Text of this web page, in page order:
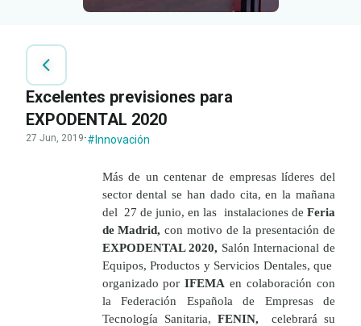
Excelentes previsiones para
EXPODENTAL 2020
27 Jun, 2019·#Innovación
Más de un centenar de empresas líderes del
sector dental se han dado cita, en la mañana
del
27 de junio, en las instalaciones de Feria
de Madrid,con motivo de la presentación de
EXPODENTAL 2020, Salón Internacional de
Equipos, Productos y Servicios Dentales, que
organizado porIFEMA en colaboración con
la Federación Española de Empresas de
Tecnología Sanitaria, FENIN,
celebrará su